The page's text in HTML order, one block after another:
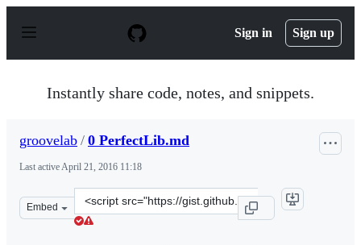
p
Sign in Sign up
Instantly share code, notes, and snippets.
groovelab / 0 PerfectLib.md
Last activeApril 21, 2016 11:18
Embed
Clone
this